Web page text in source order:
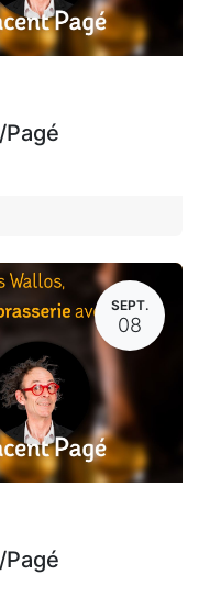
Pagé
SEPT.
08
Pagé